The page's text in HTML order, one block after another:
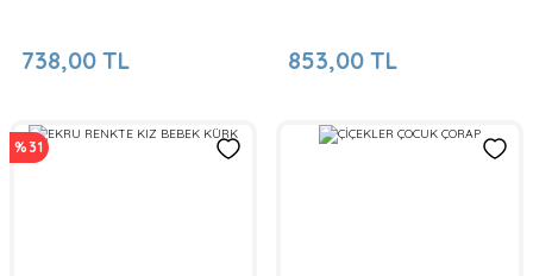
738,00 TL 853,00 TL
%31